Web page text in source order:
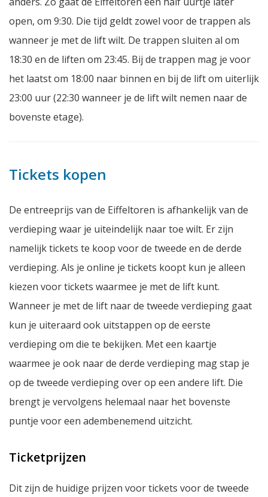
open, om 9:30. Die tijd geldt zowel voor de trappen als
wanneer je met de lift wilt. De trappen sluiten al om
18:30 en de liften om 23:45. Bij de trappen mag je voor
het laatst om 18:00 naar binnen en bij de lift om uiterlijk
23:00 uur (22:30 wanneer je de lift wilt nemen naar de
bovenste etage).
Tickets kopen
De entreeprijs van de Eiffeltoren is afhankelijk van de
verdieping waar je uiteindelijk naar toe wilt. Er zijn
namelijk tickets te koop voor de tweede en de derde
verdieping. Als je online je tickets koopt kun je alleen
kiezen voor tickets waarmee je met de lift kunt.
Wanneer je met de lift naar de tweede verdieping gaat
kun je uiteraard ook uitstappen op de eerste
verdieping om die te bekijken. Met een kaartje
waarmee je ook naar de derde verdieping mag stap je
op de tweede verdieping over op een andere lift. Die
brengt je vervolgens helemaal naar het bovenste
puntje voor een adembenemend uitzicht.
Ticketprijzen
Dit zijn de huidige prijzen voor tickets voor de tweede